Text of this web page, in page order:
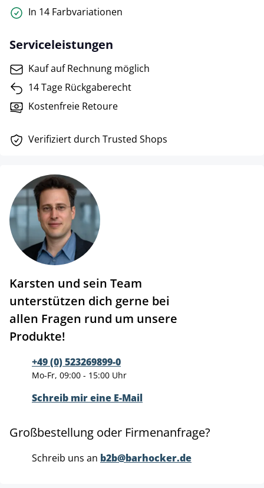
In 14 Farbvariationen
Serviceleistungen
Kauf auf Rechnung möglich
14 Tage Rückgaberecht
Kostenfreie Retoure
Verifiziert durch Trusted Shops
Karsten und sein Team
unterstützen dich gerne bei
allen Fragen rund um unsere
Produkte!
+49 (0) 523269899-0
Mo-Fr, 09:00 - 15:00 Uhr
Schreib mir eine E-Mail
Großbestellung oder Firmenanfrage?
Schreib uns an b2b@barhocker.de